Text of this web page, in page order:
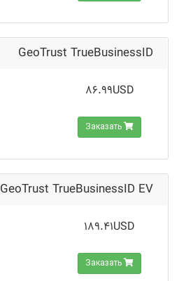
GeoTrust TrueBusinessID
86.99USD
Заказать
GeoTrust TrueBusinessID EV
189.41USD
Заказать